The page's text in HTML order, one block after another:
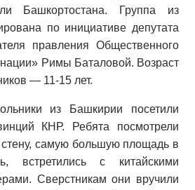
Башкортостана. Группа из
по инициативе депутата
правления Общественного
Римы Баталовой. Возраст
— 11-15 лет.
из Башкирии посетили
КНР. Ребята посмотрели
стену, самую большую площадь в
встретились с китайскими
Сверстникам они вручили